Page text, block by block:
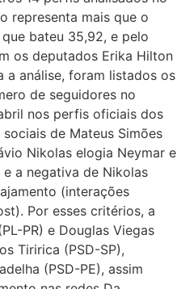
representa mais que o
bateu 35,92, e pelo
os deputados Erika Hilton
a análise, foram listados os
de seguidores no
nos perfis oficiais dos
de Mateus Simões
Nikolas elogia Neymar e
a negativa de Nikolas
(interações
Por esses critérios, a
PR) e Douglas Viegas
Tiririca (PSD-SP),
(PSD-PE), assim